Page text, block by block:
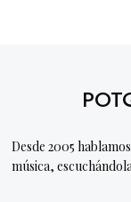
Desde 2005
música,